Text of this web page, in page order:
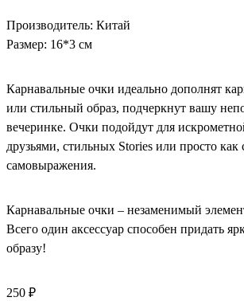
Производитель: Китай
Размер: 16*3 см
Карнавальные очки идеально дополнят
или стильный образ, подчеркнут вашу
вечеринке. Очки подойдут для
друзьями, стильных Stories или просто как
самовыражения.
Карнавальные очки – незаменимый
Всего один аксессуар способен придать
образу!
250 ₽